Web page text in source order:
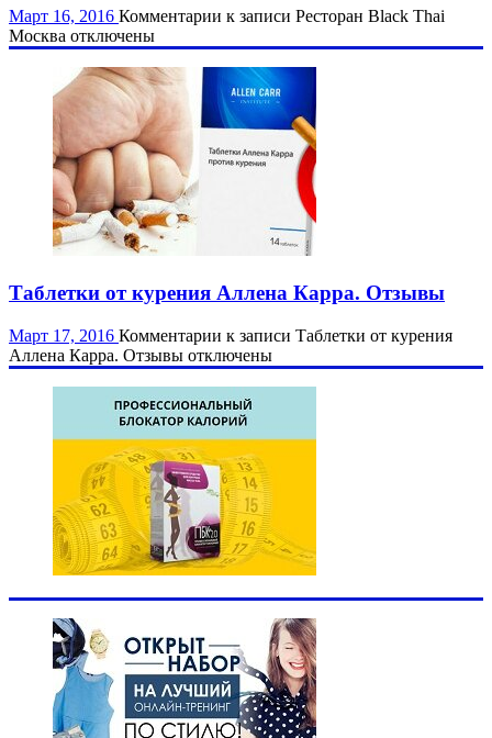
Март 16, 2016 Комментарии к записи Ресторан Black Thai
Москва отключены
Таблетки от курения Аллена Карра. Отзывы
Март 17, 2016 Комментарии к записи Таблетки от курения
Аллена Карра. Отзывы отключены